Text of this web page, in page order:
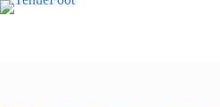
Passer